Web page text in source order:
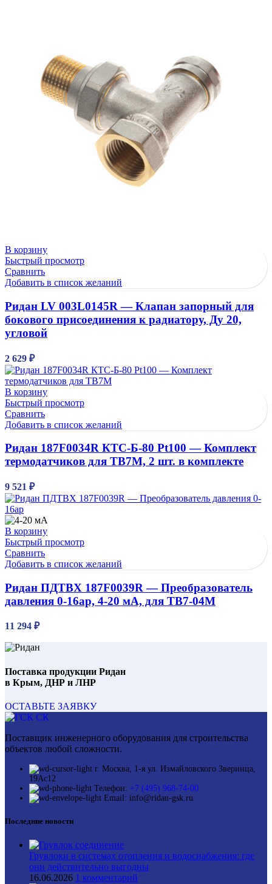
В корзину
Быстрый просмотр
Сравнить
Добавить в список желаний
Ридан LV 003L0145R — Клапан запорный для
бокового присоединения к радиатору, Ду 20,
угловой
2 629 ₽
В корзину
Быстрый просмотр
Сравнить
Добавить в список желаний
Ридан 187F0034R КТС-Б-80 Pt100 — Комплект
термодатчиков для ТВ7М, 2 шт. в комплекте
9 521 ₽
В корзину
Быстрый просмотр
Сравнить
Добавить в список желаний
Ридан ПДТВХ 187F0039R — Преобразователь
давления 0-16ар, 4-20 мА, для ТВ7-04М
11 294 ₽
Поставка продукции Ридан
в Крым, ДНР и ЛНР
ОСТАВЬТЕ ЗАЯВКУ
Поставщик инженерного оборудования для строительства
объектов любой сложности.
г. Москва, 1-я ул. Измайловского Зверинца,
19Ас12
Телефон: +7 (495) 968-74-00
Email: info@ridan-gsk.ru
Последние новости
Грувлоки в системах отопления и водоснабжения: где
они действительно выгодны
16.06.2026 1 комментарий